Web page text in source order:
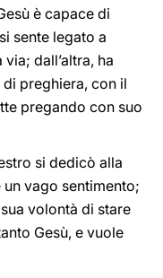
è capace di
sente legato a
dall’altra, ha
preghiera, con il
pregando con suo
si dedicò alla
vago sentimento;
volontà di stare
Gesù, e vuole